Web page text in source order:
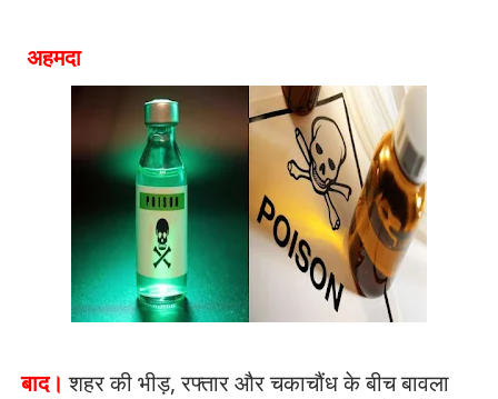
अहमदा
बाद। शहर की भीड़, रफ्तार और चकाचौंध के बीच बावला